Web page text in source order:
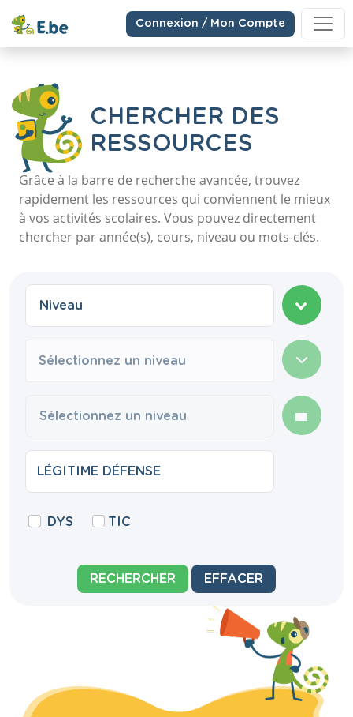
Connexion / Mon Compte
CHERCHER DES
RESSOURCES
Grâce à la barre de recherche avancée, trouvez
rapidement les ressources qui conviennent le mieux
à vos activités scolaires. Vous pouvez directement
chercher par année(s), cours, niveau ou mots-clés.
Sélectionnez un niveau
DYS TIC
RECHERCHER EFFACER